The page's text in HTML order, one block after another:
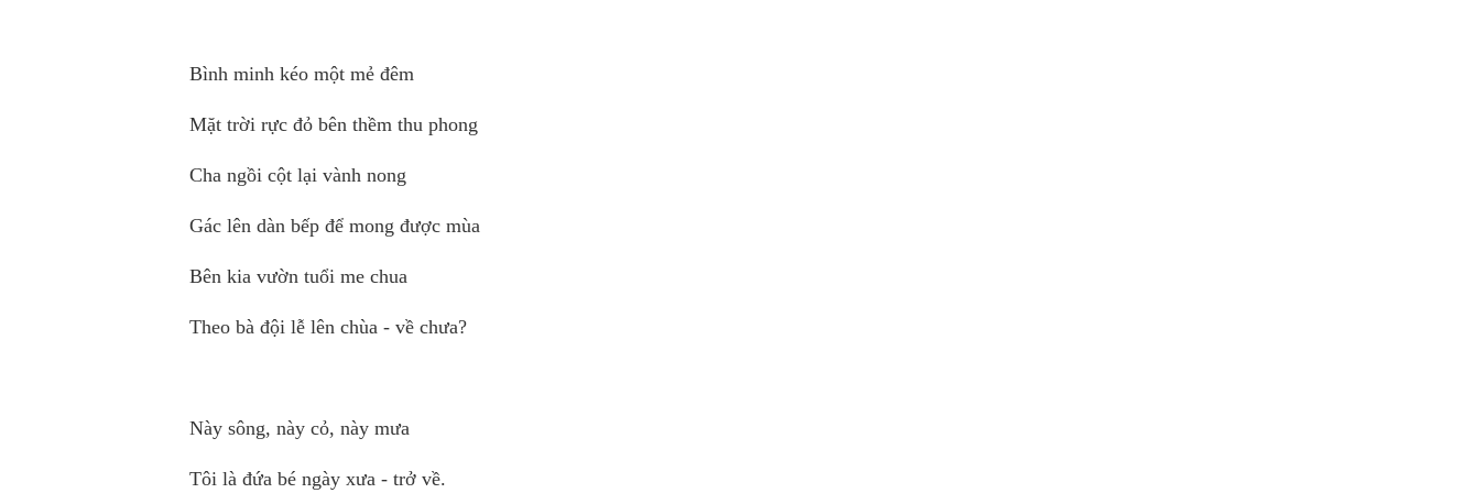
Bình minh kéo một mẻ đêm
Mặt trời rực đỏ bên thềm thu phong
Cha ngồi cột lại vành nong
Gác lên dàn bếp để mong được mùa
Bên kia vườn tuổi me chua
Theo bà đội lễ lên chùa - về chưa?
Này sông, này cỏ, này mưa
Tôi là đứa bé ngày xưa - trở về.